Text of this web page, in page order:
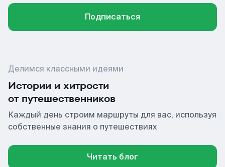
Подписаться
Делимся классными идеями
Истории и хитрости
от путешественников
Каждый день строим маршруты для вас, используя
собственные знания о путешествиях
Читать блог